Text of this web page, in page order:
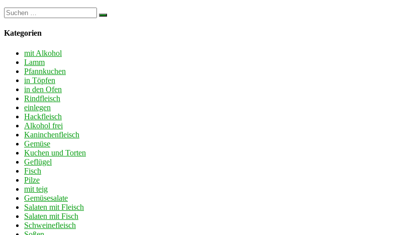
Kategorien
mit Alkohol
Lamm
Pfannkuchen
in Töpfen
in den Ofen
Rindfleisch
einlegen
Hackfleisch
Alkohol frei
Kaninchenfleisch
Gemüse
Kuchen und Torten
Geflügel
Fisch
Pilze
mit teig
Gemüsesalate
Salaten mit Fleisch
Salaten mit Fisch
Schweinefleisch